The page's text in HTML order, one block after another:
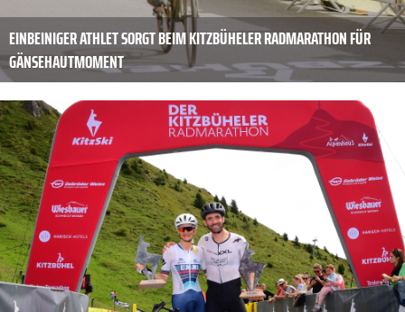
EINBEINIGER ATHLET SORGT BEIM KITZBÜHELER RADMARATHON FÜR
GÄNSEHAUTMOMENT